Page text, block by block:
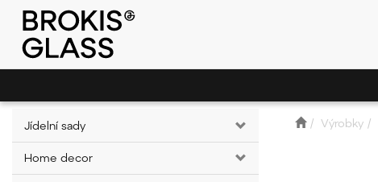
Jídelní sady
Home decor
Výrobky